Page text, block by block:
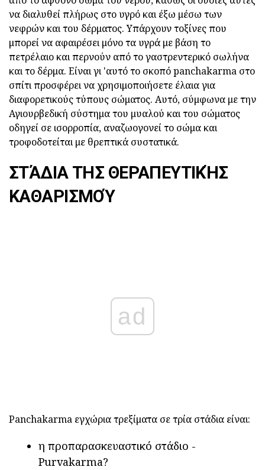
να διαλυθεί πλήρως στο υγρό και έξω μέσω των
νεφρών και του δέρματος. Υπάρχουν τοξίνες που
μπορεί να αφαιρέσει μόνο τα υγρά με βάση το
πετρέλαιο και περνούν από το γαστρεντερικό σωλήνα
και το δέρμα. Είναι γι 'αυτό το σκοπό panchakarma στο
σπίτι προσφέρει να χρησιμοποιήσετε έλαια για
διαφορετικούς τύπους σώματος. Αυτό, σύμφωνα με την
Αγιουρβεδική σύστημα του μυαλού και του σώματος
οδηγεί σε ισορροπία, αναζωογονεί το σώμα και
τροφοδοτείται με θρεπτικά συστατικά.
ΣΤΆΔΙΑ ΤΗΣ ΘΕΡΑΠΕΥΤΙΚΉΣ
ΚΑΘΑΡΙΣΜΟΎ
ad
Panchakarma εγχώρια τρεξίματα σε τρία στάδια είναι:
η προπαρασκευαστικό στάδιο -
Purvakarma?